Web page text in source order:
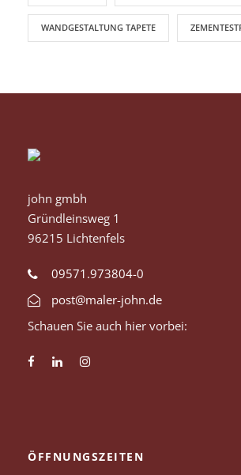
WANDGESTALTUNG TAPETE
john gmbh
Gründleinsweg 1
96215 Lichtenfels
09571.973804-0
post@maler-john.de
Schauen Sie auch hier vorbei:
ÖFFNUNGSZEITEN